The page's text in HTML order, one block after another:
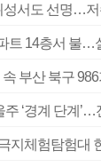
성서도 선명…
트 14층서 불…
부산 북구 986
주 ‘경계 단계